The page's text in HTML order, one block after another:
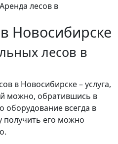
Аренда лесов в
Новосибирске
лесов в
в Новосибирске – услуга,
можно, обратившись в
оборудование всегда в
получить его можно